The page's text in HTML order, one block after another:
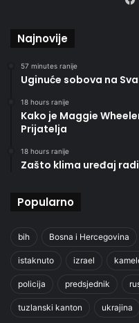
Najnovije
57 minutes ranije
Uginuće sobova na
18 hours ranije
Kako je Maggie
Prijatelja
18 hours ranije
Zašto klima uređaj
Popularno
bih Bosna i Hercegovina
istaknuto izrael
policija predsjednik
tuzlanski kanton ukrajina